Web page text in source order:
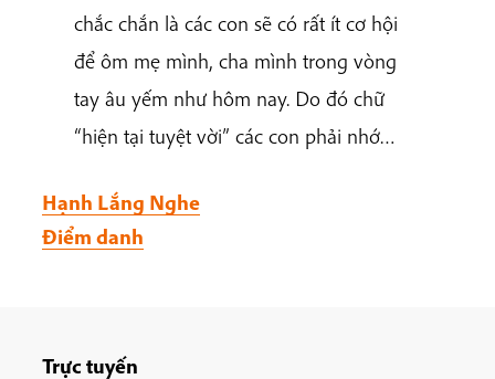
chắc chắn là các con sẽ có rất ít cơ hội
để ôm mẹ mình, cha mình trong vòng
tay âu yếm như hôm nay. Do đó chữ
“hiện tại tuyệt vời” các con phải nhớ…
Hạnh Lắng Nghe
Điểm danh
Trực tuyến